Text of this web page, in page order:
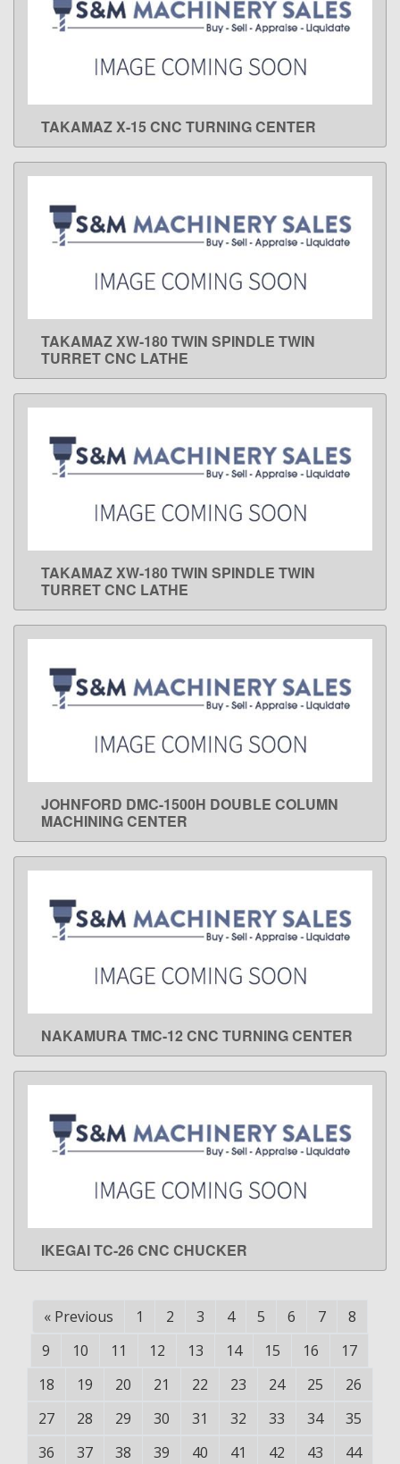
LEARN MORE
TAKAMAZ X-15 CNC TURNING CENTER
LEARN MORE
TAKAMAZ XW-180 TWIN SPINDLE TWIN
TURRET CNC LATHE
LEARN MORE
TAKAMAZ XW-180 TWIN SPINDLE TWIN
TURRET CNC LATHE
LEARN MORE
JOHNFORD DMC-1500H DOUBLE COLUMN
MACHINING CENTER
LEARN MORE
NAKAMURA TMC-12 CNC TURNING CENTER
LEARN MORE
IKEGAI TC-26 CNC CHUCKER
« Previous 1 2 3 4 5 6 7
8
9
10 11 12 13 14 15 16
17
18
19 20 21 22 23 24 25
26
27
28 29 30 31 32 33 34
35
36
37 38 39 40 41 42 43
44